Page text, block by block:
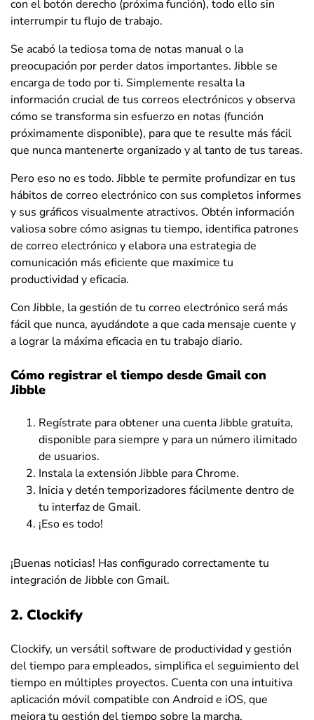
con el botón derecho (próxima función), todo ello sin
interrumpir tu flujo de trabajo.
Se acabó la tediosa toma de notas manual o la
preocupación por perder datos importantes. Jibble se
encarga de todo por ti. Simplemente resalta la
información crucial de tus correos electrónicos y observa
cómo se transforma sin esfuerzo en notas (función
próximamente disponible), para que te resulte más fácil
que nunca mantenerte organizado y al tanto de tus tareas.
Pero eso no es todo. Jibble te permite profundizar en tus
hábitos de correo electrónico con sus completos informes
y sus gráficos visualmente atractivos. Obtén información
valiosa sobre cómo asignas tu tiempo, identifica patrones
de correo electrónico y elabora una estrategia de
comunicación más eficiente que maximice tu
productividad y eficacia.
Con Jibble, la gestión de tu correo electrónico será más
fácil que nunca, ayudándote a que cada mensaje cuente y
a lograr la máxima eficacia en tu trabajo diario.
Cómo registrar el tiempo desde Gmail con
Jibble
Regístrate para obtener una cuenta Jibble gratuita,
disponible para siempre y para un número ilimitado
de usuarios.
Instala la extensión Jibble para Chrome.
Inicia y detén temporizadores fácilmente dentro de
tu interfaz de Gmail.
¡Eso es todo!
¡Buenas noticias! Has configurado correctamente tu
integración de Jibble con Gmail.
2. Clockify
Clockify, un versátil software de productividad y gestión
del tiempo para empleados, simplifica el seguimiento del
tiempo en múltiples proyectos. Cuenta con una intuitiva
aplicación móvil compatible con Android e iOS, que
mejora tu gestión del tiempo sobre la marcha.